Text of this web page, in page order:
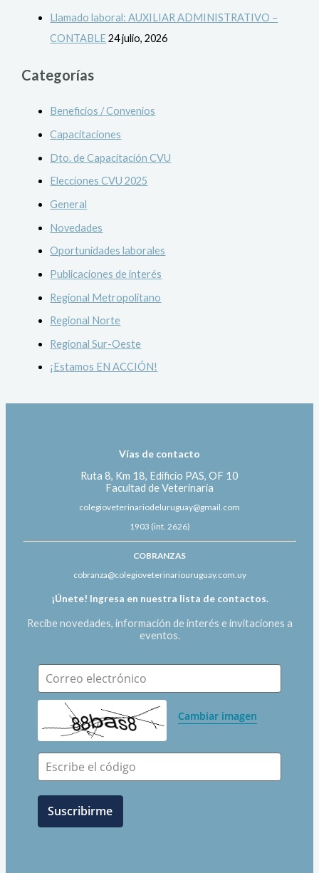
Llamado laboral: AUXILIAR ADMINISTRATIVO –
CONTABLE 24 julio, 2026
Categorías
Beneficios / Convenios
Capacitaciones
Dto. de Capacitación CVU
Elecciones CVU 2025
General
Novedades
Oportunidades laborales
Publicaciones de interés
Regional Metropolitano
Regional Norte
Regional Sur-Oeste
¡Estamos EN ACCIÓN!
Vías de contacto
Ruta 8, Km 18, Edificio PAS, OF 10
Facultad de Veterinaria
colegioveterinariodeluruguay@gmail.com
1903 (int. 2626)
COBRANZAS
cobranza@colegioveterinariouruguay.com.uy
¡Únete! Ingresa en nuestra lista de contactos.
Recibe novedades, información de interés e invitaciones a
eventos.
Correo electrónico
Cambiar imagen
Escribe el código